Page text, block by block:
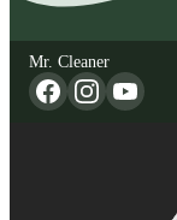
Mr. Cleaner